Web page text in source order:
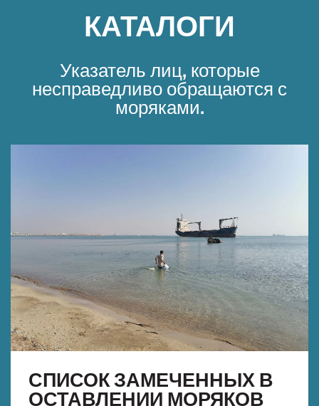
КАТАЛОГИ
Указатель лиц, которые
несправедливо обращаются с
моряками.
СПИСОК ЗАМЕЧЕННЫХ В
ОСТАВЛЕНИИ МОРЯКОВ